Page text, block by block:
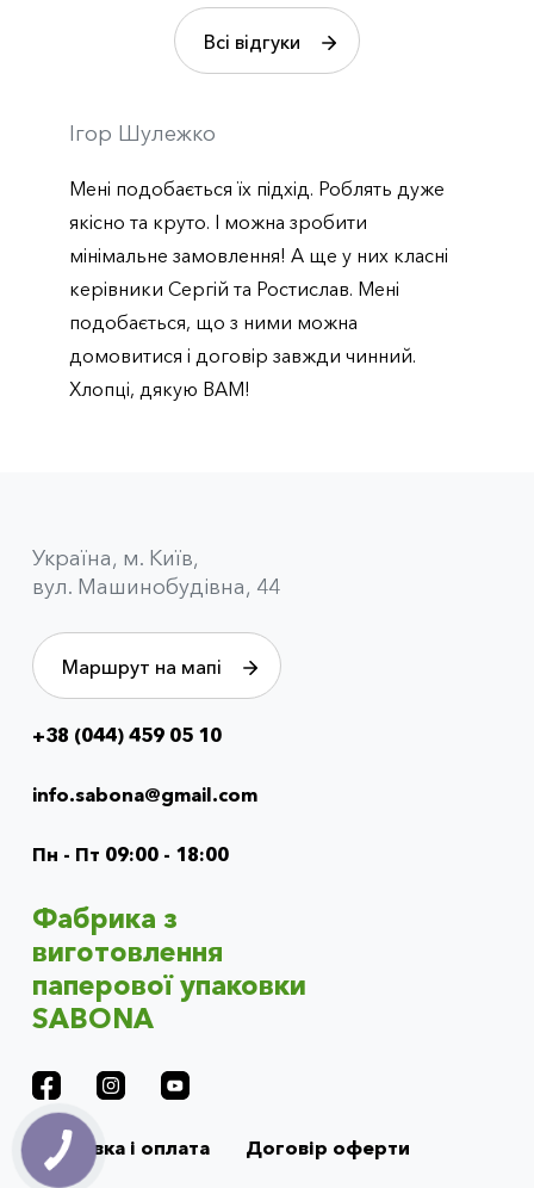
Всі відгуки
Ігор Шулежко
Мені подобається їх підхід. Роблять дуже
якісно та круто. І можна зробити
мінімальне замовлення! А ще у них класні
керівники Сергій та Ростислав. Мені
подобається, що з ними можна
домовитися і договір завжди чинний.
Хлопці, дякую ВАМ!
Українa, м. Київ,
вул. Машинобудівна, 44
Маршрут на мапі
+38 (044) 459 05 10
info.sabona@gmail.com
Пн - Пт 09:00 - 18:00
Фабрика з
виготовлення
паперової упаковки
SABONA
menu
Доставка і оплата
Договір оферти